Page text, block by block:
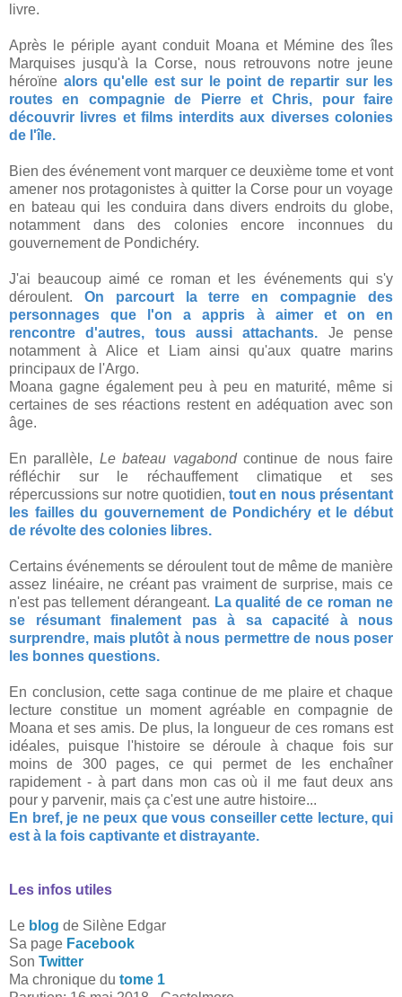
livre.
Après le périple ayant conduit Moana et Mémine des îles
Marquises jusqu'à la Corse, nous retrouvons notre jeune
héroïne alors qu'elle est sur le point de repartir sur les
routes en compagnie de Pierre et Chris, pour faire
découvrir livres et films interdits aux diverses colonies
de l'île.
Bien des événement vont marquer ce deuxième tome et vont
amener nos protagonistes à quitter la Corse pour un voyage
en bateau qui les conduira dans divers endroits du globe,
notamment dans des colonies encore inconnues du
gouvernement de Pondichéry.
J'ai beaucoup aimé ce roman et les événements qui s'y
déroulent. On parcourt la terre en compagnie des
personnages que l'on a appris à aimer et on en
rencontre d'autres, tous aussi attachants. Je pense
notamment à Alice et Liam ainsi qu'aux quatre marins
principaux de l'Argo.
Moana gagne également peu à peu en maturité, même si
certaines de ses réactions restent en adéquation avec son
âge.
En parallèle, Le bateau vagabondcontinue de nous faire
réfléchir sur le réchauffement climatique et ses
répercussions sur notre quotidien,tout en nous présentant
les failles du gouvernement de Pondichéry et le début
de révolte des colonies libres.
Certains événements se déroulent tout de même de manière
assez linéaire, ne créant pas vraiment de surprise, mais ce
n'est pas tellement dérangeant. La qualité de ce roman ne
se résumant finalement pas à sa capacité à nous
surprendre, mais plutôt à nous permettre de nous poser
les bonnes questions.
En conclusion, cette saga continue de me plaire et chaque
lecture constitue un moment agréable en compagnie de
Moana et ses amis. De plus, la longueur de ces romans est
idéales, puisque l'histoire se déroule à chaque fois sur
moins de 300 pages, ce qui permet de les enchaîner
rapidement - à part dans mon cas où il me faut deux ans
pour y parvenir, mais ça c'est une autre histoire...
En bref, je ne peux que vous conseiller cette lecture, qui
est à la fois captivante et distrayante.
Les infos utiles
Le blog de Silène Edgar
Sa page Facebook
Son Twitter
Ma chronique du tome 1